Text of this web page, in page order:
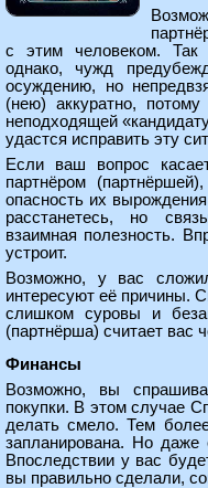
с этим человеком. Так
однако, чужд
осуждению, но
(нею) аккуратно,
неподходящей
удастся исправить эту
Если ваш вопрос
партнёром
опасность их
расстанетесь, но
взаимная полезность.
устроит.
Возможно, у вас
интересуют её причины.
слишком суровы и
(партнёрша) считает вас
Финансы
Возможно, вы
покупки. В этом случае
делать смело. Тем
запланирована. Но даже
Впоследствии у вас
вы правильно сделали,